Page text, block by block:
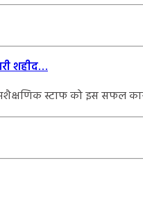
शहीद…
स्टाफ को इस सफल